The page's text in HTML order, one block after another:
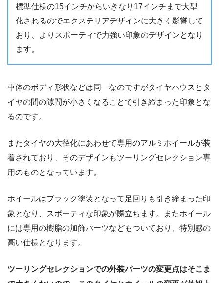
標準仕様の15インチからいきなり17インチまで大型
化されるのでエクステリアデザインに大きく影響して
おり、よりスポーティで力強い印象のデザインとなり
ます。
車体のボディ形状などは同一なのですがタイヤハウスとタ
イヤの間の隙間が小さくなることで引き締まった印象とな
るのです。
またタイヤの大径化にあわせて専用のアルミホイールが装
着されており、そのデザインもツーリングセレクション専
用のものとなっています。
ホイールはブラック塗装となって足回りも引き締まった印
象となり、スポーティな印象が際立ちます。またホイール
には専用の樹脂の加飾パーツなどもついており、特別感の
高い仕様となります。
ツーリングセレクションでの外装パーツの変更点はそこま